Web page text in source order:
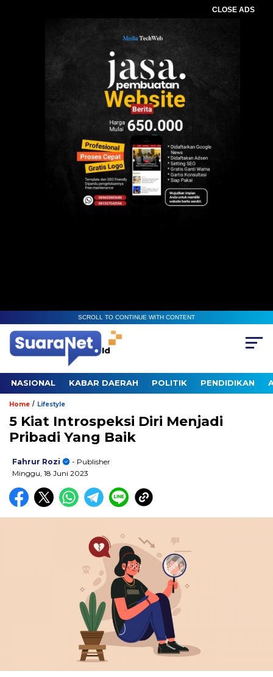
CLOSE ADS
SCROLL TO CONTINUE WITH CONTENT
NASIONAL KABAR DAERAH POLITIK PENDIDIKAN
Home / Lifestyle
5 Kiat Introspeksi Diri Menjadi
Pribadi Yang Baik
Fahrur Rozi
- Publisher
Minggu, 18 Juni 2023